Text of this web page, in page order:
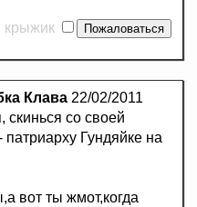
крыжик
Клава 22/02/2011
скинься со своей
Гундяйке на
вот ты жмот,когда